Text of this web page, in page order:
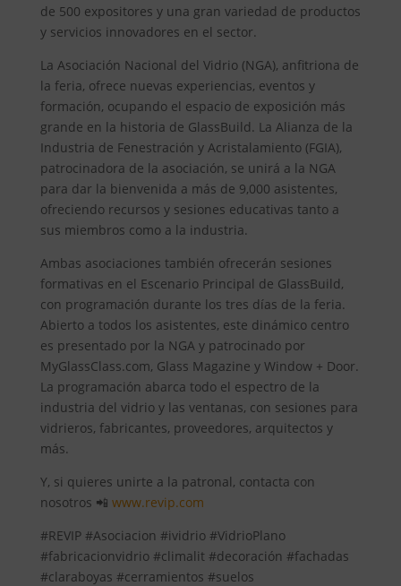
de 500 expositores y una gran variedad de productos
y servicios innovadores en el sector.
La Asociación Nacional del Vidrio (NGA), anfitriona de
la feria, ofrece nuevas experiencias, eventos y
formación, ocupando el espacio de exposición más
grande en la historia de GlassBuild. La Alianza de la
Industria de Fenestración y Acristalamiento (FGIA),
patrocinadora de la asociación, se unirá a la NGA
para dar la bienvenida a más de 9,000 asistentes,
ofreciendo recursos y sesiones educativas tanto a
sus miembros como a la industria.
Ambas asociaciones también ofrecerán sesiones
formativas en el Escenario Principal de GlassBuild,
con programación durante los tres días de la feria.
Abierto a todos los asistentes, este dinámico centro
es presentado por la NGA y patrocinado por
MyGlassClass.com, Glass Magazine y Window + Door.
La programación abarca todo el espectro de la
industria del vidrio y las ventanas, con sesiones para
vidrieros, fabricantes, proveedores, arquitectos y
más.
Y, si quieres unirte a la patronal, contacta con
nosotros 📲 www.revip.com
#REVIP #Asociacion #ividrio #VidrioPlano
#fabricacionvidrio #climalit #decoración #fachadas
#claraboyas #cerramientos #suelos